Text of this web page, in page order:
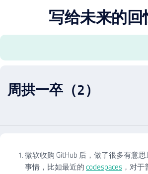
容
写给未来的回
周拱一卒（2）
微软收购 GitHub 后，做了很多有意
事情，比如最近的 codespaces ，对